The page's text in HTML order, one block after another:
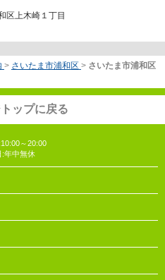
区上木崎１丁目
> さいたま市浦和区 > さいたま市浦和区
ップに戻る
～20:00
:年中無休